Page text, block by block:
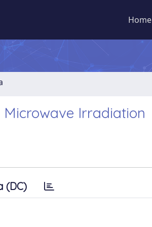
Home
Irradiation
(DC)